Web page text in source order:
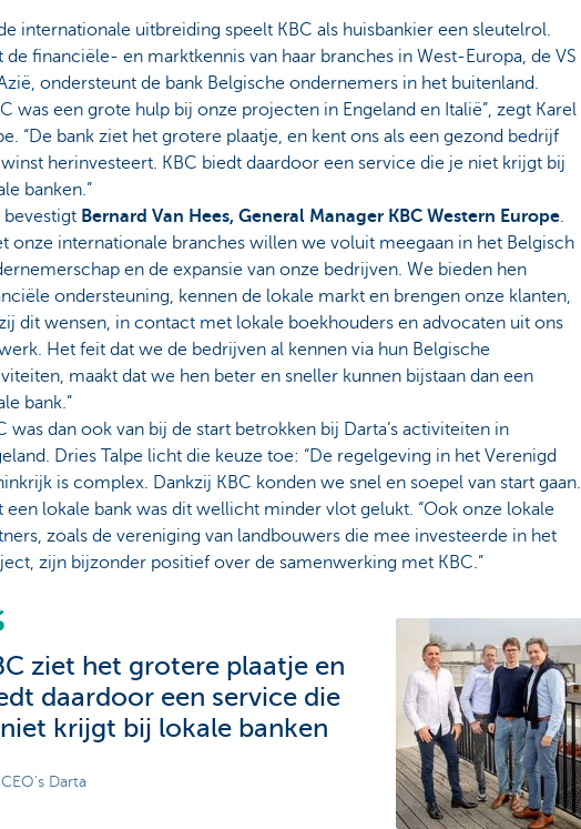
internationale uitbreiding speelt KBC als huisbankier een sleutelrol.
de financiële- en marktkennis van haar branches in West-Europa, de VS
ondersteunt de bank Belgische ondernemers in het buitenland.
was een grote hulp bij onze projecten in Engeland en Italië”, zegt Karel
“De bank ziet het grotere plaatje, en kent ons als een gezond bedrijf
herinvesteert. KBC biedt daardoor een service die je niet krijgt bij
banken.”
bevestigt Bernard Van Hees, General Manager KBC Western Europe.
onze internationale branches willen we voluit meegaan in het Belgisch
en de expansie van onze bedrijven. We bieden hen
ondersteuning, kennen de lokale markt en brengen onze klanten,
dit wensen, in contact met lokale boekhouders en advocaten uit ons
Het feit dat we de bedrijven al kennen via hun Belgische
maakt dat we hen beter en sneller kunnen bijstaan dan een
bank.”
was dan ook van bij de start betrokken bij Darta’s activiteiten in
Dries Talpe licht die keuze toe: “De regelgeving in het Verenigd
is complex. Dankzij KBC konden we snel en soepel van start gaan.
een lokale bank was dit wellicht minder vlot gelukt. “Ook onze lokale
zoals de vereniging van landbouwers die mee investeerde in het
zijn bijzonder positief over de samenwerking met KBC.”
ziet het grotere plaatje en
daardoor een service die
krijgt bij lokale banken
Darta